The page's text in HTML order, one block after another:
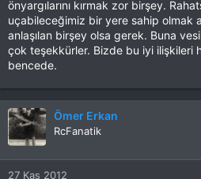
önyargılarını kırmak zor birşey.
uçabileceğimiz bir yere sahip olmak
anlaşılan birşey olsa gerek. Buna
çok teşekkürler. Bizde bu iyi ilişkileri
bencede.
Ömer Erkan
RcFanatik
27 Kas 2012